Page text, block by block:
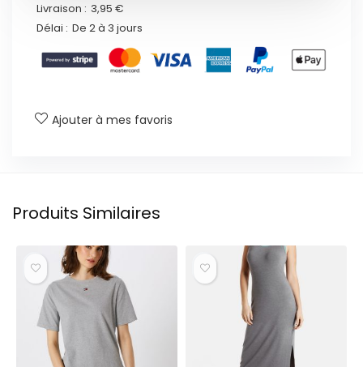
Livraison : 3,95 €
Délai : De 2 à 3 jours
Ajouter à mes favoris
Produits Similaires